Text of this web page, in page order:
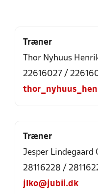
Træner
Thor Nyhuus
22616027 /
Træner
Jesper Lindegaard
28116228 /
jlko@jubii.dk